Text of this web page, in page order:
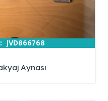
JVD866768
Aynası